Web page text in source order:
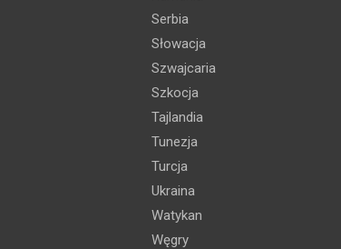
Serbia
Słowacja
Szwajcaria
Szkocja
Tajlandia
Tunezja
Turcja
Ukraina
Watykan
Węgry